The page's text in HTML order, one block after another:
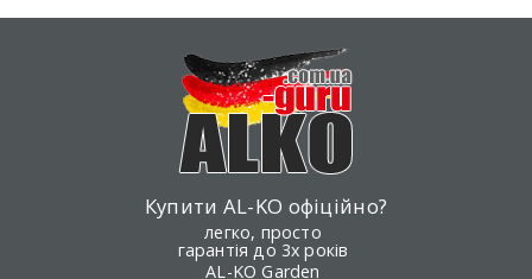
Купити AL-KO офіційно?
легко, просто
гарантія до 3х років
AL-KO Garden